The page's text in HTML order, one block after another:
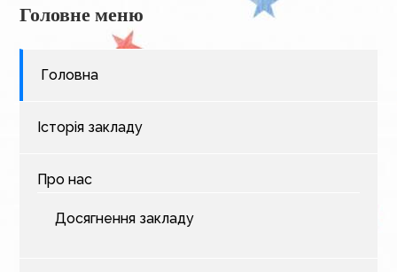
Головне меню
Головна
Історія закладу
Про нас
Досягнення закладу